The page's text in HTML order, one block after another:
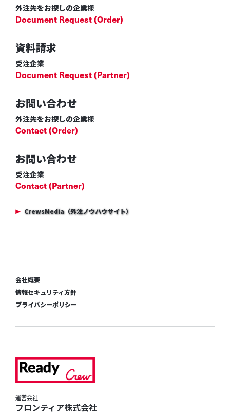
外注先をお探しの企業様
Document Request (Order)
お問い合わせ
外注先をお探しの企業様
Contact (Order)
資料請求
受注企業
Document Request (Partner)
お問い合わせ
受注企業
Contact (Partner)
CrewsMedia（外注ノウハウサイト）
運営会社
フロンティア株式会社
会社概要
情報セキュリティ方針
プライバシーポリシー